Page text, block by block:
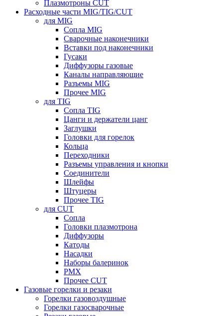
Плазмотроны CUT
Расходные части MIG/TIG/CUT
для MIG
Сопла MIG
Сварочные наконечники
Вставки под наконечники
Гусаки
Диффузоры газовые
Каналы направляющие
Разъемы MIG
Прочее MIG
для TIG
Сопла TIG
Цанги и держатели цанг
Заглушки
Головки для горелок
Кольца
Переходники
Разъемы управления и кнопки
Соединители
Шлейфы
Штуцеры
Прочее TIG
для CUT
Сопла
Головки плазмотрона
Диффузоры
Катоды
Насадки
Наборы балеринок
PMX
Прочее CUT
Газовые горелки и резаки
Горелки газовоздушные
Горелки газосварочные